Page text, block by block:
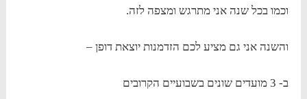
וכמו בכל שנה אני מתרגש ומצפה לזה.
והשנה אני גם מציע לכם הזדמנות יוצאת דופן –
ב- 3 מועדים שונים בשבועיים הקרובים